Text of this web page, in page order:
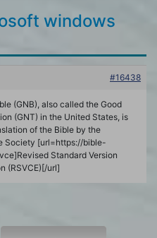
windows
#16438
(GNB), also called the Good
(GNT) in the United States, is
of the Bible by the
Society [url=https://bible-
Standard Version
(RSVCE)[/url]